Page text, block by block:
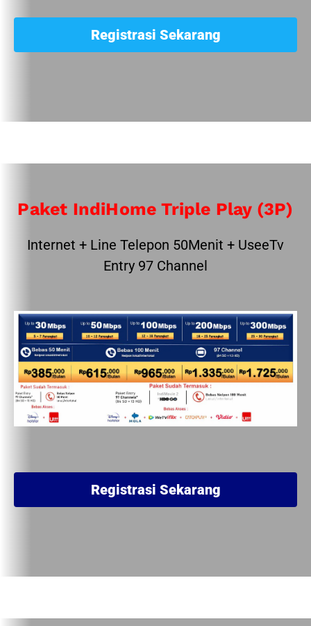
Registrasi Sekarang
Paket IndiHome Triple Play (3P)
Internet + Line Telepon 50Menit + UseeTv
Entry 97 Channel
Registrasi Sekarang